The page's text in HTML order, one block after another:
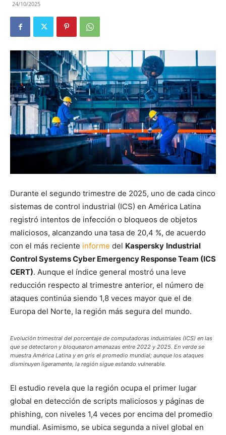
24/10/2025
Durante el segundo trimestre de 2025, uno de cada cinco
sistemas de control industrial (ICS) en América Latina
registró intentos de infección o bloqueos de objetos
maliciosos, alcanzando una tasa de 20,4 %, de acuerdo
con el más reciente informe del Kaspersky Industrial
Control Systems Cyber Emergency Response Team (ICS
CERT). Aunque el índice general mostró una leve
reducción respecto al trimestre anterior, el número de
ataques continúa siendo 1,8 veces mayor que el de
Europa del Norte, la región más segura del mundo.
Evolución trimestral del porcentaje de computadoras industriales (ICS) en las
que se detectaron y bloquearon amenazas entre 2022 y 2025. En verde se
muestra América Latina y en gris el promedio mundial; aunque los ataques
disminuyen ligeramente, la región sigue estando vulnerable.
El estudio revela que la región ocupa el primer lugar
global en detección de scripts maliciosos y páginas de
phishing, con niveles 1,4 veces por encima del promedio
mundial. Asimismo, se ubica segunda a nivel global en